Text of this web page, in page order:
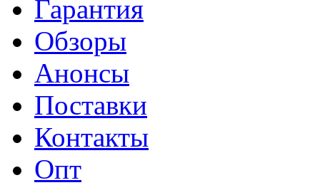
Гарантия
Обзоры
Анонсы
Поставки
Контакты
Опт